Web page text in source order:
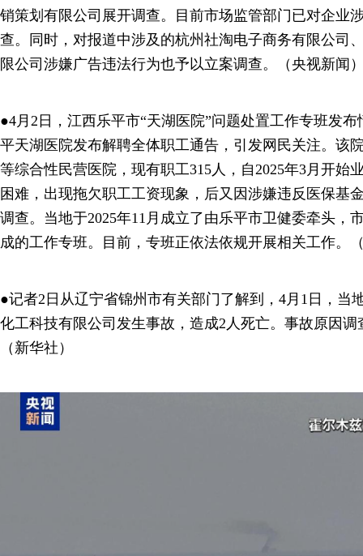
销策划有限公司展开调查。目前市场监管部门已对企业
查。同时，对报道中涉及的杭州社淘电子商务有限公司
限公司涉嫌广告违法行为也予以立案调查。（央视新闻
●4月2日，江西乐平市“天湖医院”问题处置工作专班发
平天湖医院发布解聘全体职工通告，引发网民关注。该
等综合性民营医院，现有职工315人，自2025年3月开始
困难，出现拖欠职工工资现象，后又因涉嫌违反医保基
调查。当地于2025年11月成立了由乐平市卫健委牵头，
成的工作专班。目前，专班正依法依规开展相关工作。
●记者2日从辽宁省锦州市有关部门了解到，4月1日，当
化工科技有限公司发生事故，造成2人死亡。事故原因
（新华社）